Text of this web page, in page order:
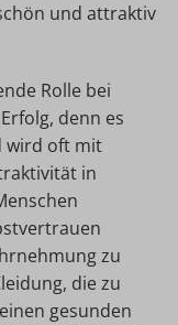
und attraktiv
Rolle bei
denn es
wird oft mit
in
zu
die zu
gesunden